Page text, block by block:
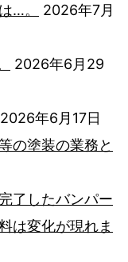
…。
2026年7月
2026年6月29
2026年6月17日
の塗装の業務と
了したバンパー
は変化が現れま